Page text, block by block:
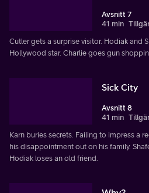
Avsnitt 7
41 min
Cutler gets a surprise visitor. Hodiak and
Hollywood star. Charlie goes gun
Sick City
Avsnitt 8
41 min
Karn buries secrets. Failing to impress a
his disappointment out on his family.
Hodiak loses an old friend.